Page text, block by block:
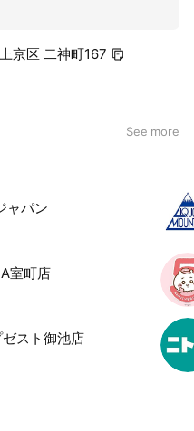
京区 二神町167
See more
ャパン
室町店
スト御池店